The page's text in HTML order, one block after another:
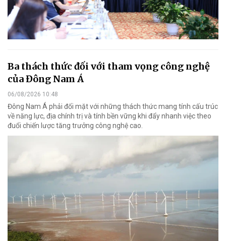
Ba thách thức đối với tham vọng công nghệ
của Đông Nam Á
06/08/2026 10:48
Đông Nam Á phải đối mặt với những thách thức mang tính cấu trúc
về năng lực, địa chính trị và tính bền vững khi đẩy nhanh việc theo
đuổi chiến lược tăng trưởng công nghệ cao.